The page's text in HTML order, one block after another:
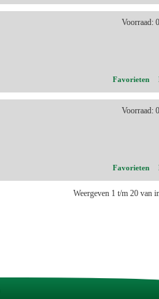
Voorraad:
Favorieten
Voorraad:
Favorieten
Weergeven 1 t/m 20 van